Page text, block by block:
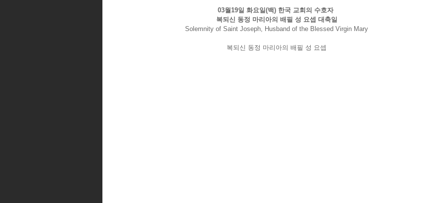
03월19일 화요일(백) 한국 교회의 수호자
복되신 동정 마리아의 배필 성 요셉 대축일
Solemnity of Saint Joseph, Husband of the Blessed Virgin Mary
복되신 동정 마리아의 배필 성 요셉